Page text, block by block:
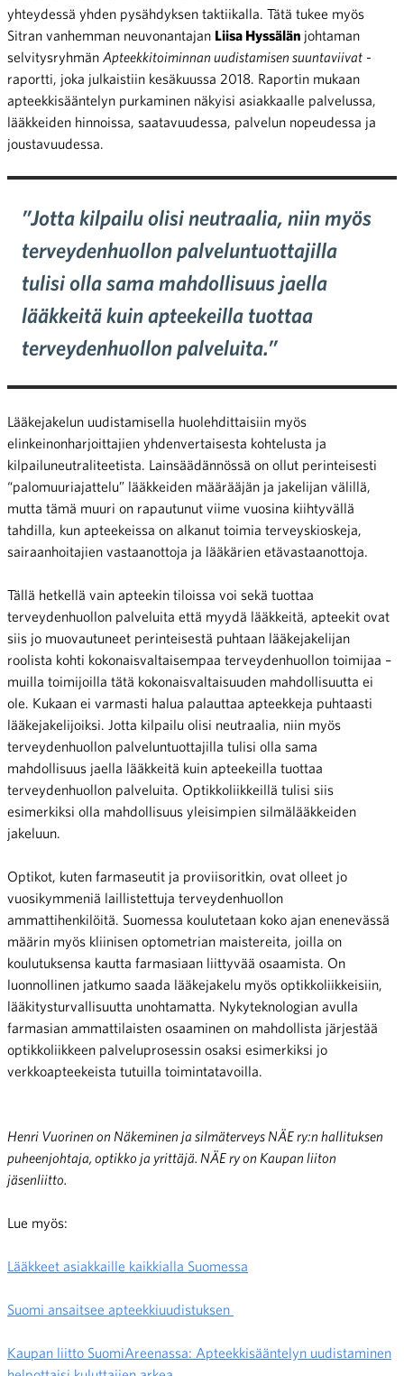
yhteydessä yhden pysähdyksen taktiikalla. Tätä tukee myös
Sitran vanhemman neuvonantajan Liisa Hyssälän johtaman
selvitysryhmän Apteekkitoiminnan uudistamisen suuntaviivat -
raportti, joka julkaistiin kesäkuussa 2018. Raportin mukaan
apteekkisääntelyn purkaminen näkyisi asiakkaalle palvelussa,
lääkkeiden hinnoissa, saatavuudessa, palvelun nopeudessa ja
joustavuudessa.
”Jotta kilpailu olisi neutraalia, niin myös
terveydenhuollon palveluntuottajilla
tulisi olla sama mahdollisuus jaella
lääkkeitä kuin apteekeilla tuottaa
terveydenhuollon palveluita.”
Lääkejakelun uudistamisella huolehdittaisiin myös
elinkeinonharjoittajien yhdenvertaisesta kohtelusta ja
kilpailuneutraliteetista. Lainsäädännössä on ollut perinteisesti
“palomuuriajattelu” lääkkeiden määrääjän ja jakelijan välillä,
mutta tämä muuri on rapautunut viime vuosina kiihtyvällä
tahdilla, kun apteekeissa on alkanut toimia terveyskioskeja,
sairaanhoitajien vastaanottoja ja lääkärien etävastaanottoja.
Tällä hetkellä vain apteekin tiloissa voi sekä tuottaa
terveydenhuollon palveluita että myydä lääkkeitä, apteekit ovat
siis jo muovautuneet perinteisestä puhtaan lääkejakelijan
roolista kohti kokonaisvaltaisempaa terveydenhuollon toimijaa –
muilla toimijoilla tätä kokonaisvaltaisuuden mahdollisuutta ei
ole. Kukaan ei varmasti halua palauttaa apteekkeja puhtaasti
lääkejakelijoiksi. Jotta kilpailu olisi neutraalia, niin myös
terveydenhuollon palveluntuottajilla tulisi olla sama
mahdollisuus jaella lääkkeitä kuin apteekeilla tuottaa
terveydenhuollon palveluita. Optikkoliikkeillä tulisi siis
esimerkiksi olla mahdollisuus yleisimpien silmälääkkeiden
jakeluun.
Optikot, kuten farmaseutit ja proviisoritkin, ovat olleet jo
vuosikymmeniä laillistettuja terveydenhuollon
ammattihenkilöitä. Suomessa koulutetaan koko ajan enenevässä
määrin myös kliinisen optometrian maistereita, joilla on
koulutuksensa kautta farmasiaan liittyvää osaamista. On
luonnollinen jatkumo saada lääkejakelu myös optikkoliikkeisiin,
lääkitysturvallisuutta unohtamatta. Nykyteknologian avulla
farmasian ammattilaisten osaaminen on mahdollista järjestää
optikkoliikkeen palveluprosessin osaksi esimerkiksi jo
verkkoapteekeista tutuilla toimintatavoilla.
Henri Vuorinen on Näkeminen ja silmäterveys NÄE ry:n hallituksen
puheenjohtaja, optikko ja yrittäjä. NÄE ry on Kaupan liiton
jäsenliitto.
Lue myös:
Lääkkeet asiakkaille kaikkialla Suomessa
Suomi ansaitsee apteekkiuudistuksen
Kaupan liitto SuomiAreenassa: Apteekkisääntelyn uudistaminen